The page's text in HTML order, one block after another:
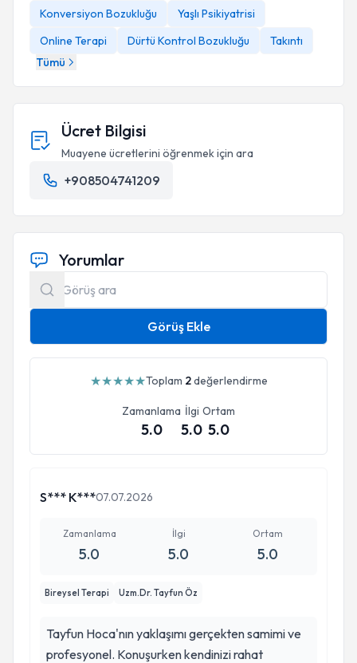
Konversiyon Bozukluğu
Yaşlı Psikiyatrisi
Online Terapi
Dürtü Kontrol Bozukluğu
Takıntı
Tümü
Ücret Bilgisi
Muayene ücretlerini öğrenmek için ara
+908504741209
Yorumlar
Görüş Ekle
★★★★★Toplam 2değerlendirme
Zamanlama
5.0
İlgi
5.0
Ortam
5.0
S*** K***07.07.2026
Zamanlama
5.0
İlgi
5.0
Ortam
5.0
Bireysel Terapi Uzm.Dr. Tayfun Öz
Tayfun Hoca'nın yaklaşımı gerçekten samimi ve
profesyonel. Konuşurken kendinizi rahat